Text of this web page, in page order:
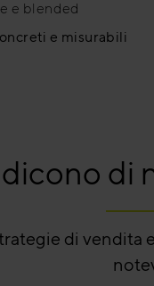
e blended
e misurabili
di
di vendita